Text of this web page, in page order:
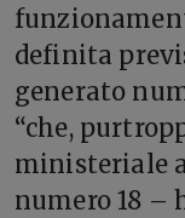
definita
generato
“che,
ministeriale
numero 18 –